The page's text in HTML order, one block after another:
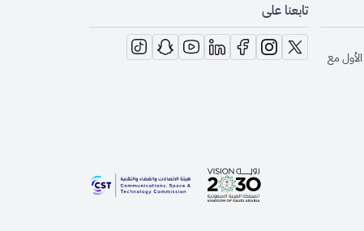
مع
تابعنا على
opens in new window
opens in new window
opens in new window
opens in new window
opens in new window
opens in new window
opens in new window
opens in new window